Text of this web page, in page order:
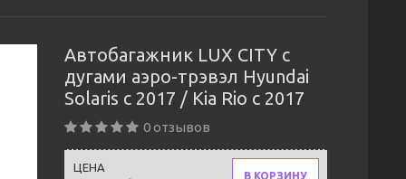
Автобагажник LUX CITY с
дугами аэро-трэвэл Hyundai
Solaris с 2017 / Kia Rio с 2017
0 отзывов
ЦЕНА
В КОРЗИНУ